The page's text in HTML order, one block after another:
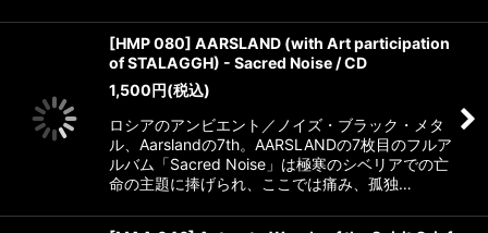
[HMP 080] AARSLAND (with Art participation
of STALAGGH) - Sacred Noise / CD
1,500円(税込)
ロシアのアンビエント／ノイズ・ブラック・メタ
ル、Aarslandの7th。AARSLANDの7枚目のフルア
ルバム「Sacred Noise」は極寒のシベリアでの亡
命の主題に捧げられ、ここでは痛み、孤独…